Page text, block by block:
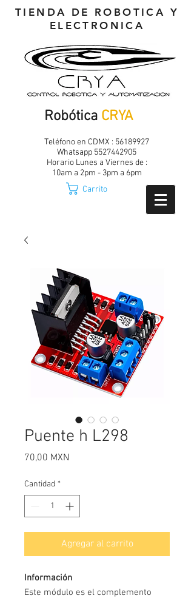
TIENDA DE ROBOTICA Y
ELECTRONICA
Robótica CRYA
Teléfono en CDMX : 56189927
Whatsapp 5527442905
Horario Lunes a Viernes de :
10am a 2pm - 3pm a 6pm
Carrito
Puente h L298
70,00 MXN
Cantidad *
Agregar al carrito
Información
Este módulo es el complemento